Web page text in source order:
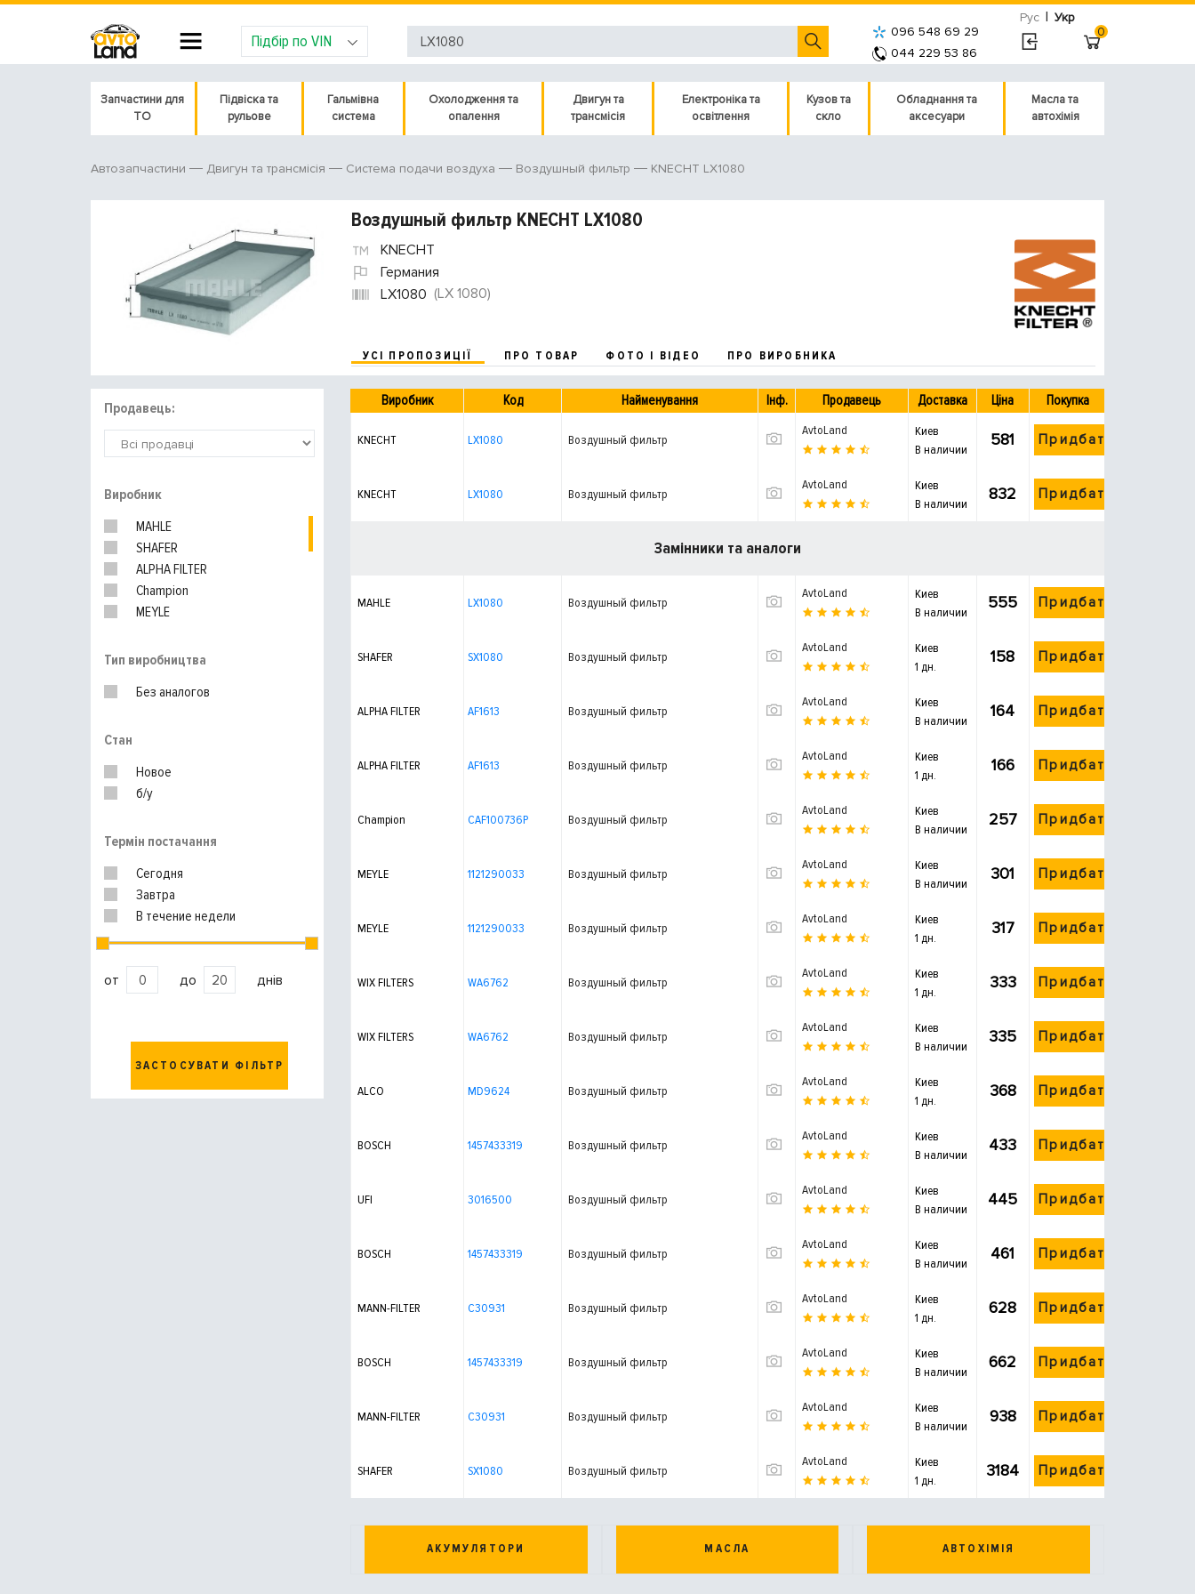
Рус | Укр
Підбір по VIN
096 548 69 29
044 229 53 86
0
Запчастини для
ТО
Підвіска та
рульове
Гальмівна
система
Охолодження та
опалення
Двигун та
трансмісія
Електроніка та
освітлення
Кузов та
скло
Обладнання та
аксесуари
Масла та
автохімія
Автозапчастини Двигун та трансмісія Система подачи воздуха Воздушный фильтр KNECHT LX1080
Воздушный фильтр KNECHT LX1080
KNECHT
Германия
LX1080 (LX 1080)
УСІ ПРОПОЗИЦІЇ ПРО ТОВАР ФОТО І ВІДЕО ПРО ВИРОБНИКА
Продавець:
Виробник
MAHLE
SHAFER
ALPHA FILTER
Champion
MEYLE
ALCO
BOSCH
Тип виробництва
Без аналогов
Стан
Новое
б/у
Термін постачання
Сегодня
Завтра
В течение недели
от до днів
ЗАСТОСУВАТИ ФІЛЬТР
Виробник Код Найменування Інф. Продавець Доставка Ціна Покупка
KNECHT LX1080 Воздушный фильтр
AvtoLand
Киев
В наличии
581 Придбати
KNECHT LX1080 Воздушный фильтр
AvtoLand
Киев
В наличии
832 Придбати
Замінники та аналоги
MAHLE LX1080 Воздушный фильтр
AvtoLand
Киев
В наличии
555 Придбати
SHAFER SX1080 Воздушный фильтр
AvtoLand
Киев
1 дн.
158 Придбати
ALPHA FILTER AF1613 Воздушный фильтр
AvtoLand
Киев
В наличии
164 Придбати
ALPHA FILTER AF1613 Воздушный фильтр
AvtoLand
Киев
1 дн.
166 Придбати
Champion CAF100736P Воздушный фильтр
AvtoLand
Киев
В наличии
257 Придбати
MEYLE 1121290033 Воздушный фильтр
AvtoLand
Киев
В наличии
301 Придбати
MEYLE 1121290033 Воздушный фильтр
AvtoLand
Киев
1 дн.
317 Придбати
WIX FILTERS WA6762 Воздушный фильтр
AvtoLand
Киев
1 дн.
333 Придбати
WIX FILTERS WA6762 Воздушный фильтр
AvtoLand
Киев
В наличии
335 Придбати
ALCO MD9624 Воздушный фильтр
AvtoLand
Киев
1 дн.
368 Придбати
BOSCH 1457433319 Воздушный фильтр
AvtoLand
Киев
В наличии
433 Придбати
UFI 3016500 Воздушный фильтр
AvtoLand
Киев
В наличии
445 Придбати
BOSCH 1457433319 Воздушный фильтр
AvtoLand
Киев
В наличии
461 Придбати
MANN-FILTER C30931 Воздушный фильтр
AvtoLand
Киев
1 дн.
628 Придбати
BOSCH 1457433319 Воздушный фильтр
AvtoLand
Киев
В наличии
662 Придбати
MANN-FILTER C30931 Воздушный фильтр
AvtoLand
Киев
В наличии
938 Придбати
SHAFER SX1080 Воздушный фильтр
AvtoLand
Киев
1 дн.
3184 Придбати
АКУМУЛЯТОРИ МАСЛА АВТОХІМІЯ